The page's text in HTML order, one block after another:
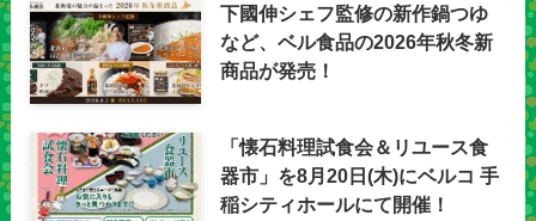
下國伸シェフ監修の新作鍋つゆ
など、ベル食品の2026年秋冬新
商品が発売！
「懐石料理試食会＆リユース食
器市」を8月20日(木)にベルコ 手
稲シティホールにて開催！